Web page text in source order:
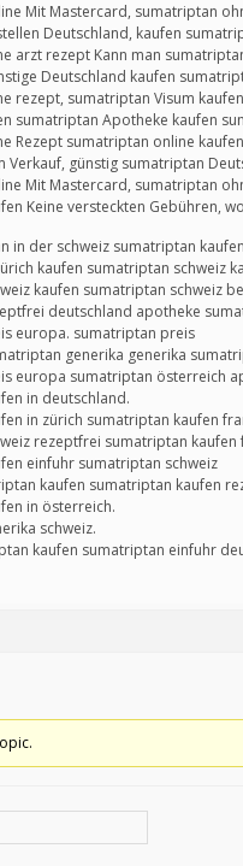
Mit Mastercard, sumatriptan
Deutschland, kaufen
arzt rezept Kann man
Deutschland kaufen
rezept, sumatriptan Visum
sumatriptan Apotheke kaufen
Rezept sumatriptan online
Verkauf, günstig sumatriptan
Mit Mastercard, sumatriptan
Keine versteckten Gebühren,
in der schweiz sumatriptan kaufen
kaufen sumatriptan schweiz
kaufen sumatriptan schweiz
deutschland apotheke
europa. sumatriptan preis
generika generika
europa sumatriptan österreich
in deutschland.
in zürich sumatriptan kaufen
rezeptfrei sumatriptan kaufen
einfuhr sumatriptan schweiz
kaufen sumatriptan kaufen
in österreich.
schweiz.
kaufen sumatriptan einfuhr